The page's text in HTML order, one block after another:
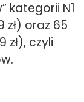
kategorii N1
zł) oraz 65
zł), czyli